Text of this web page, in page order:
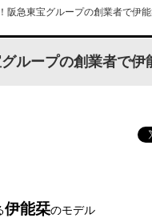
阪急東宝グループの創業者で伊
ループの創業者で伊
伊能栞のモデル